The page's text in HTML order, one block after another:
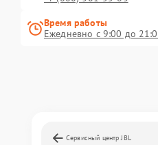
Время работы
Ежедневно с 9:00 до
Сервисный центр JBL